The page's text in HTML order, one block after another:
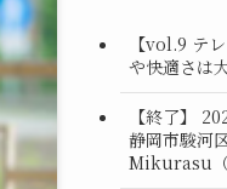
【vol.9 テ
や快適さは
【終了】
静岡市駿河
Mikurasu（